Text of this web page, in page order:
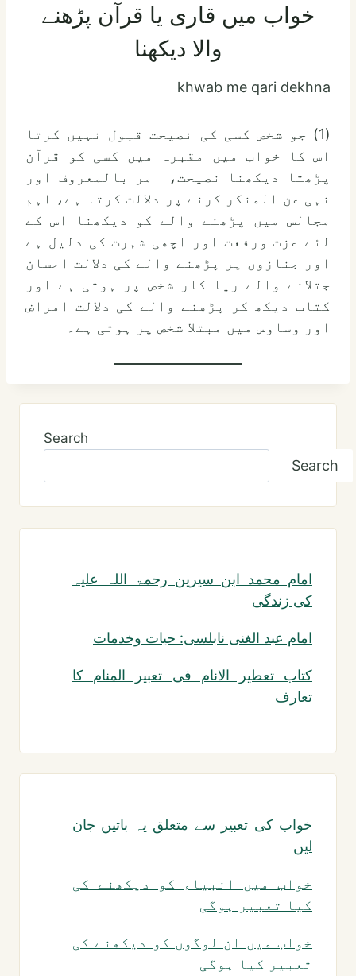
خواب میں قاری یا قرآن پڑھنے
والا دیکھنا
khwab me qari dekhna
(1) جو شخص کسی کی نصیحت قبول نہیں کرتا
اس کا خواب میں مقبرہ میں کسی کو قرآن
پڑھتا دیکھنا نصیحت، امر بالمعروف اور
نہی عن المنکر کرنے پر دلالت کرتا ہے، اہم
مجالس میں پڑھنے والے کو دیکھنا اس کے
لئے عزت ورفعت اور اچھی شہرت کی دلیل ہے
اور جنازوں پر پڑھنے والے کی دلالت احسان
جتلانے والے ریا کار شخص پر ہوتی ہے اور
کتاب دیکھ کر پڑھنے والے کی دلالت امراض
اور وساوس میں مبتلا شخص پر ہوتی ہے۔
Search
Search
امام محمد ابن سیرین رحمۃ اللہ علیہ
کی زندگی
امام عبد الغنی نابلسی: حیات وخدمات
کتاب تعطیر الانام فی تعبیر المنام کا
تعارف
خواب کی تعبیر سے متعلق یہ باتیں جان
لیں
خواب میں انبیاء کو دیکھنے کی
کیا تعبیر ہوگی
خواب میں ان لوگوں کو دیکھنے کی
تعبیر کیا ہوگی